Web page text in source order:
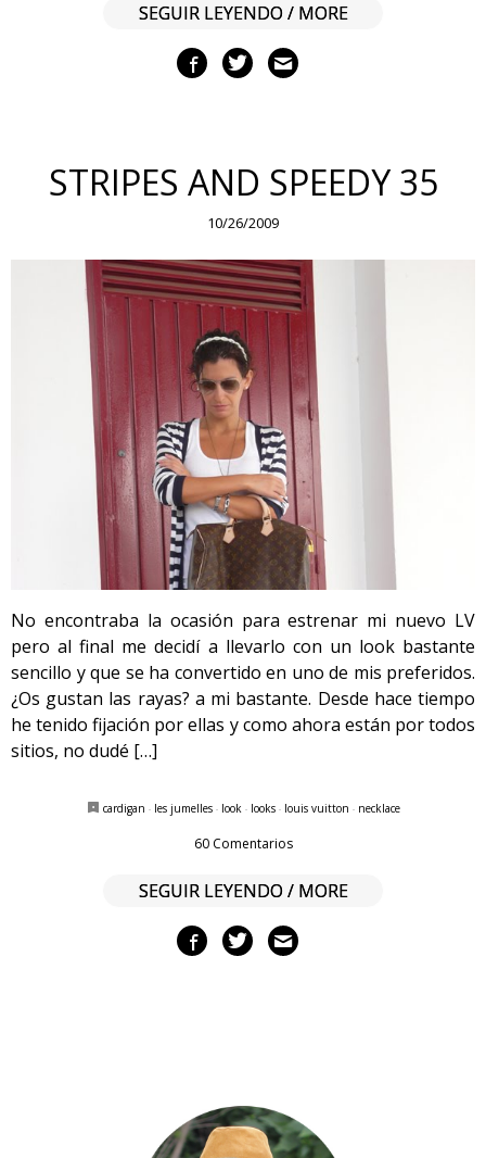
SEGUIR LEYENDO / MORE
STRIPES AND SPEEDY 35
10/26/2009
No encontraba la ocasión para estrenar mi nuevo LV
pero al final me decidí a llevarlo con un look bastante
sencillo y que se ha convertido en uno de mis preferidos.
¿Os gustan las rayas? a mi bastante. Desde hace tiempo
he tenido fijación por ellas y como ahora están por todos
sitios, no dudé […]
cardigan · les jumelles· look· looks· louis vuitton · necklace
60 Comentarios
SEGUIR LEYENDO / MORE